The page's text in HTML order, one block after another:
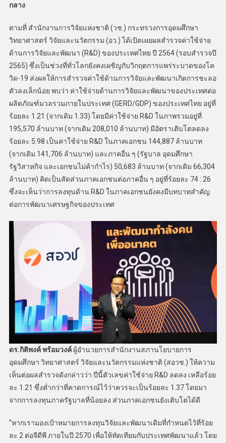
กลาง
ตามที่ สำนักงานการวิจัยแห่งชาติ (วช.) กระทรวงการอุดมศึกษา
วิทยาศาสตร์ วิจัยและนวัตกรรม (อว.) ได้เปิดเผยผลสำรวจค่าใช้จ่าย
ด้านการวิจัยและพัฒนา (R&D) ของประเทศไทย ปี 2564 (รอบสำรวจปี
2565) ซึ่งเป็นช่วงที่ทั่วโลกยังคงเผชิญกับวิกฤตการแพร่ระบาดของโค
วิด-19 ส่งผลให้การสำรวจค่าใช้ด้านการวิจัยและพัฒนาเกิดการชะลอ
ตัวลงเล็กน้อย พบว่า ค่าใช้จ่ายด้านการวิจัยและพัฒนาของประเทศต่อ
ผลิตภัณฑ์มวลรวมภายในประเทศ (GERD/GDP) ของประเทศไทย อยู่ที่
ร้อยละ 1.21 (จากเดิม 1.33) โดยมีค่าใช้จ่าย R&D ในภาพรวมอยู่ที่
195,570 ล้านบาท (จากเดิม 208,010 ล้านบาท) มีอัตราเติบโตลดลง
ร้อยละ 5.98 เป็นค่าใช้จ่าย R&D ในภาคเอกชน 144,887 ล้านบาท
(จากเดิม 141,706 ล้านบาท) และภาคอื่น ๆ (รัฐบาล อุดมศึกษา
รัฐวิสาหกิจ และเอกชนไม่ค้ากำไร) 50,683 ล้านบาท (จากเดิม 66,304
ล้านบาท) คิดเป็นสัดส่วนภาคเอกชนต่อภาคอื่น ๆ อยู่ที่ร้อยละ 74 : 26
ซึ่งจะเห็นว่าการลงทุนด้าน R&D ในภาคเอกชนยังคงมีบทบาทสำคัญ
ต่อการพัฒนาเศรษฐกิจของประเทศ
ดร.กิติพงค์ พร้อมวงค์ผู้อำนวยการสำนักงานสภานโยบายการ
อุดมศึกษา วิทยาศาสตร์ วิจัยและนวัตกรรมแห่งชาติ (สอวช.) ให้ความ
เห็นต่อผลสำรวจดังกล่าวว่า ปีนี้ตัวเลขค่าใช้จ่าย R&D ลดลง เหลือร้อย
ละ 1.21 ซึ่งต่ำกว่าที่คาดการณ์ไว้ว่าควรจะเป็นร้อยละ 1.37 โดยมา
จากการลงทุนภาครัฐบาลที่น้อยลง ส่วนภาคเอกชนยังเติบโตได้ดี
“หากเรามองเป้าหมายการลงทุนวิจัยและพัฒนาเดิมที่กำหนดไว้ที่ร้อย
ละ 2 ต่อจีดีพี ภายในปี 2570 เพื่อให้ทัดเทียมกับประเทศพัฒนาแล้ว โดย